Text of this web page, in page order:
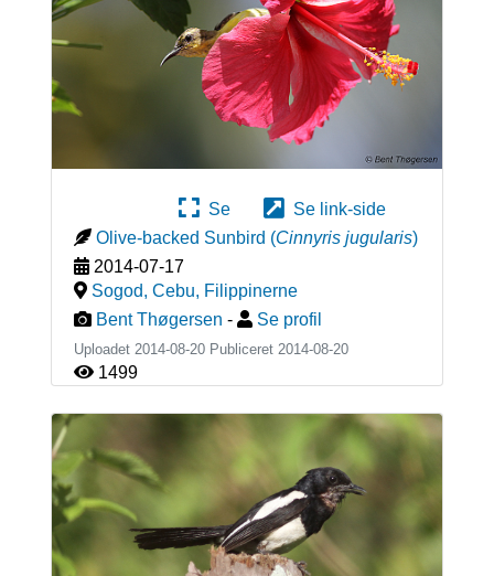
Se
Se link-side
Olive-backed Sunbird (Cinnyris jugularis)
2014-07-17
Sogod, Cebu, Filippinerne
Bent Thøgersen - Se profil
Uploadet 2014-08-20 Publiceret 2014-08-20
1499